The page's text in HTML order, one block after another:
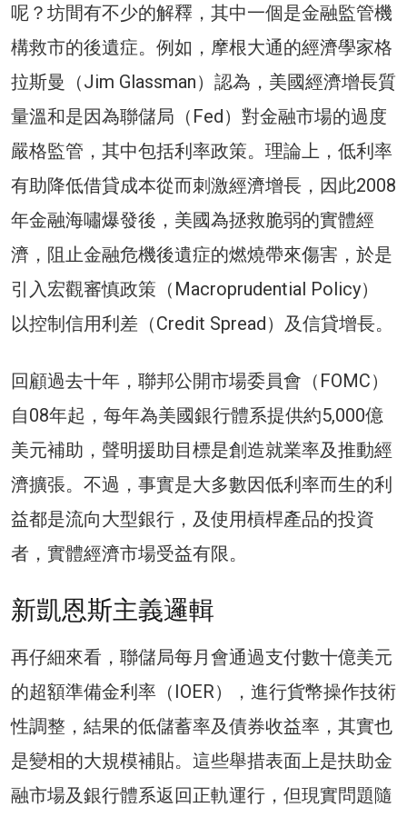
呢？坊間有不少的解釋，其中一個是金融監管機
構救市的後遺症。例如，摩根大通的經濟學家格
拉斯曼（Jim Glassman）認為，美國經濟增長質
量溫和是因為聯儲局（Fed）對金融市場的過度
嚴格監管，其中包括利率政策。理論上，低利率
有助降低借貸成本從而刺激經濟增長，因此2008
年金融海嘯爆發後，美國為拯救脆弱的實體經
濟，阻止金融危機後遺症的燃燒帶來傷害，於是
引入宏觀審慎政策（Macroprudential Policy）
以控制信用利差（Credit Spread）及信貸增長。
回顧過去十年，聯邦公開市場委員會（FOMC）
自08年起，每年為美國銀行體系提供約5,000億
美元補助，聲明援助目標是創造就業率及推動經
濟擴張。不過，事實是大多數因低利率而生的利
益都是流向大型銀行，及使用槓桿產品的投資
者，實體經濟市場受益有限。
新凱恩斯主義邏輯
再仔細來看，聯儲局每月會通過支付數十億美元
的超額準備金利率（IOER），進行貨幣操作技術
性調整，結果的低儲蓄率及債券收益率，其實也
是變相的大規模補貼。這些舉措表面上是扶助金
融市場及銀行體系返回正軌運行，但現實問題隨